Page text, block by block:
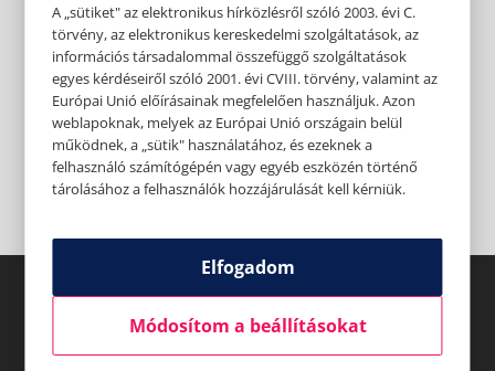
A „sütiket" az elektronikus hírközlésről szóló 2003. évi C.
törvény, az elektronikus kereskedelmi szolgáltatások, az
információs társadalommal összefüggő szolgáltatások
egyes kérdéseiről szóló 2001. évi CVIII. törvény, valamint az
Európai Unió előírásainak megfelelően használjuk. Azon
weblapoknak, melyek az Európai Unió országain belül
működnek, a „sütik" használatához, és ezeknek a
felhasználó számítógépén vagy egyéb eszközén történő
tárolásához a felhasználók hozzájárulását kell kérniük.
Elfogadom
Módosítom a beállításokat